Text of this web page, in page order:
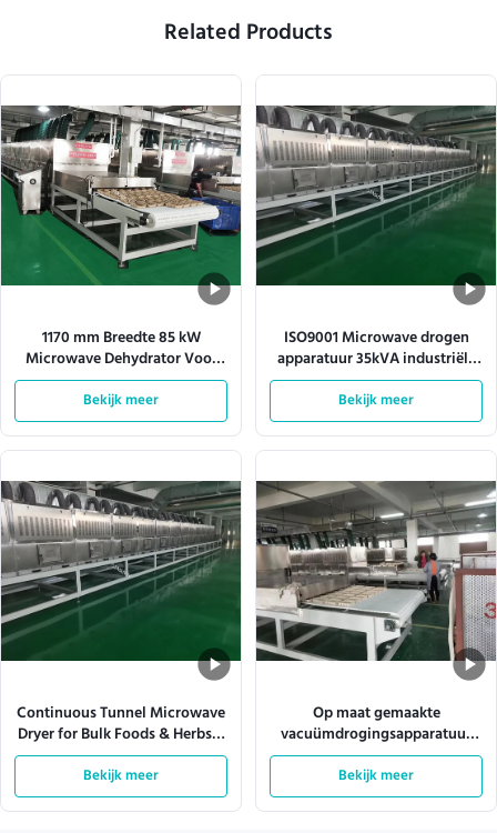
Related Products
1170 mm Breedte 85 kW
Microwave Dehydrator Voor
Pulp Molding
Bekijk meer
ISO9001 Microwave drogen
apparatuur 35kVA industriële
microwave droger
Bekijk meer
Continuous Tunnel Microwave
Dryer for Bulk Foods & Herbs –
Customizable Power (12-
200kW) & Conveyor Speed
Bekijk meer
Op maat gemaakte
vacuümdrogingsapparatuur
van roestvrij staal voor
optimale prestaties
Bekijk meer